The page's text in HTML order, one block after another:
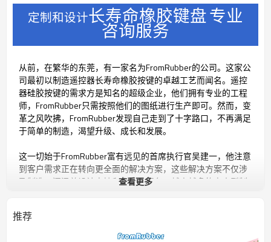
定制和设计长寿命橡胶键盘专业
咨询服务
从前，在繁华的东莞，有一家名为FromRubber的公司。这家公
司最初以制造遥控器长寿命橡胶按键的卓越工艺而闻名。遥控
器硅胶按键的需求方是知名的超级企业，他们拥有专业的工程
师，FromRubber只需按照他们的图纸进行生产即可。然而，变
革之风吹拂，FromRubber发现自己走到了十字路口，不再满足
于简单的制造，渴望升级、成长和发展。
这一切始于FromRubber富有远见的首席执行官吴建一，他注意
到客户需求正在转向更全面的解决方案，这些解决方案不仅涉
及制造，还涵盖设计支持和个性化服务。越来越多的中小型制
息万变的市场环境中保持竞争力至关重要，因此他踏上了转型
之旅，致力于将FromRubber打造为一家提供全方位设计和制造
查看更多
推荐